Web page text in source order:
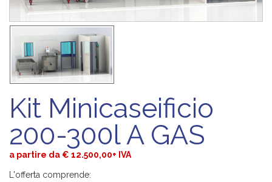
Kit Minicaseificio
200-300l A GAS
a partire da € 12.500,00+ IVA
L'offerta comprende: